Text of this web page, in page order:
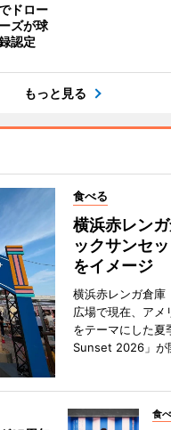
ドロー
ズが球
認定
もっと見る
食べる
横浜赤レン
ックサンセ
をイメージ
横浜赤レンガ倉庫
広場で現在、アメ
をテーマにした夏
Sunset 2026」が
食